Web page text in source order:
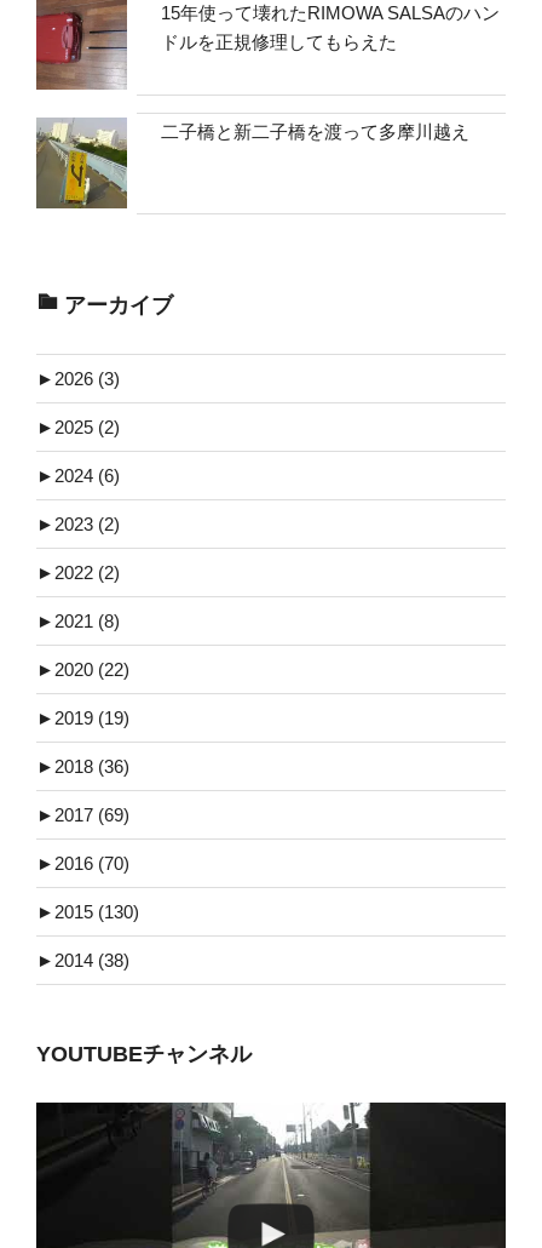
15年使って壊れたRIMOWA SALSAのハン
ドルを正規修理してもらえた
二子橋と新二子橋を渡って多摩川越え
アーカイブ
► 2026 (3)
► 2025 (2)
► 2024 (6)
► 2023 (2)
► 2022 (2)
► 2021 (8)
► 2020 (22)
► 2019 (19)
► 2018 (36)
► 2017 (69)
► 2016 (70)
► 2015 (130)
► 2014 (38)
YOUTUBEチャンネル